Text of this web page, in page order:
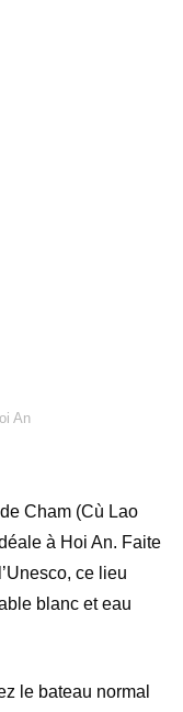
An
Cham (Cù Lao
à Hoi An. Faite
ce lieu
blanc et eau
le bateau normal